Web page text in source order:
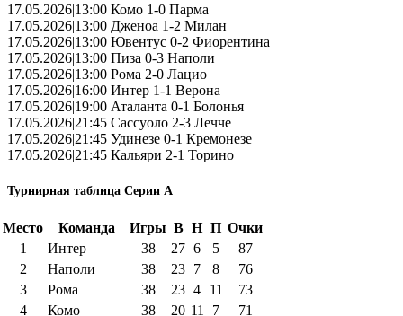
17.05.2026|13:00 Комо 1-0 Парма
17.05.2026|13:00 Дженоа 1-2 Милан
17.05.2026|13:00 Ювентус 0-2 Фиорентина
17.05.2026|13:00 Пиза 0-3 Наполи
17.05.2026|13:00 Рома 2-0 Лацио
17.05.2026|16:00 Интер 1-1 Верона
17.05.2026|19:00 Аталанта 0-1 Болонья
17.05.2026|21:45 Сассуоло 2-3 Лечче
17.05.2026|21:45 Удинезе 0-1 Кремонезе
17.05.2026|21:45 Кальяри 2-1 Торино
Турнирная таблица Серии А
Место Команда Игры В Н П Очки
1
Интер 38 27 6 5
87
2
Наполи 38 23 7 8
76
3
Рома 38 23 4 11
73
4
Комо 38 20 11 7
71